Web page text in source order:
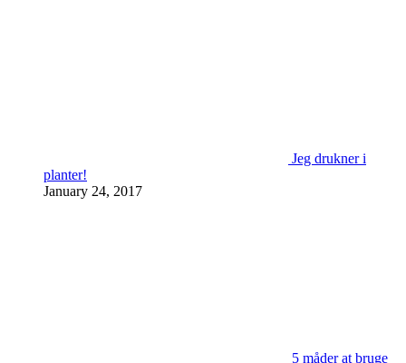
Jeg drukner i
planter!
January 24, 2017
5 måder at bruge